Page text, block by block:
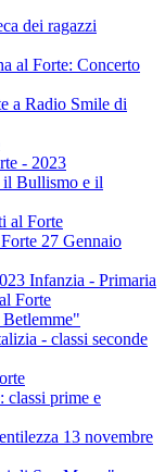
dei ragazzi
al Forte: Concerto
a Radio Smile di
- 2023
il Bullismo e il
al Forte
27 Gennaio
Infanzia - Primaria
Forte
- classi seconde
classi prime e
13 novembre